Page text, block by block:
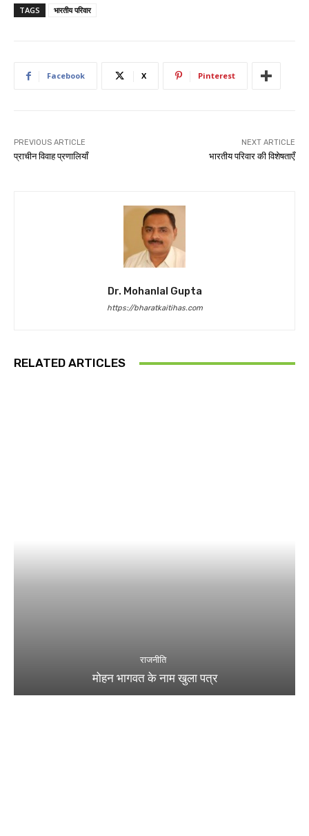
TAGS भारतीय परिवार
Facebook X Pinterest
PREVIOUS ARTICLE
प्राचीन विवाह प्रणालियाँ
NEXT ARTICLE
भारतीय परिवार की विशेषताएँ
Dr. Mohanlal Gupta
https://bharatkaitihas.com
RELATED ARTICLES
राजनीति
मोहन भागवत के नाम खुला पत्र